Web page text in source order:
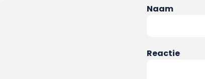
Naam
Reactie